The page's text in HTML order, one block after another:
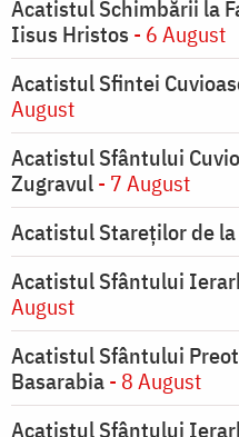
Acatistul Schimbării la
Iisus Hristos - 6 August
Acatistul Sfintei
August
Acatistul Sfântului
Zugravul- 7 August
Acatistul Stareţilor de
Acatistul Sfântului
August
Acatistul Sfântului
Basarabia- 8 August
Acatistul Sfântului